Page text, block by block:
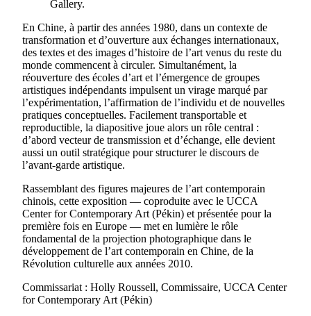
Gallery.
En Chine, à partir des années 1980, dans un contexte de
transformation et d’ouverture aux échanges internationaux,
des textes et des images d’histoire de l’art venus du reste du
monde commencent à circuler. Simultanément, la
réouverture des écoles d’art et l’émergence de groupes
artistiques indépendants impulsent un virage marqué par
l’expérimentation, l’affirmation de l’individu et de nouvelles
pratiques conceptuelles. Facilement transportable et
reproductible, la diapositive joue alors un rôle central :
d’abord vecteur de transmission et d’échange, elle devient
aussi un outil stratégique pour structurer le discours de
l’avant-garde artistique.
Rassemblant des figures majeures de l’art contemporain
chinois, cette exposition — coproduite avec le UCCA
Center for Contemporary Art (Pékin) et présentée pour la
première fois en Europe — met en lumière le rôle
fondamental de la projection photographique dans le
développement de l’art contemporain en Chine, de la
Révolution culturelle aux années 2010.
Commissariat : Holly Roussell, Commissaire, UCCA Center
for Contemporary Art (Pékin)